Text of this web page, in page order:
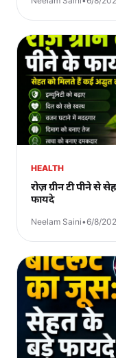
HEALTH
रोज़ ग्रीन टी पीने से
फायदे
Neelam Saini•6/8/